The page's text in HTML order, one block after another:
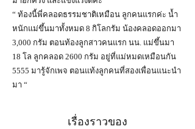
“ ท้องนี้พี่คลอดธรรมชาติเหมือน ลูกคนแรกค่ะ น้ำ
หนักแม่ขึ้นมาทั้งหมด 8 กิโลกรัม น้องคลอดออกมา
3,000 กรัม ตอนท้องลูกสาวคนแรก นน. แม่ขึ้นมา
18 โล ลูกคลอด 2600 กรัม อยู่ที่แม่หมดเหมือนกัน
5555 มารู้จักเพจ ตอนแท้งลูกคนที่สองเพื่อนแนะนำ
มา “
เรื่องราวของ